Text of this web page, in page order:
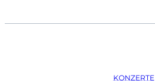
KONZERTE